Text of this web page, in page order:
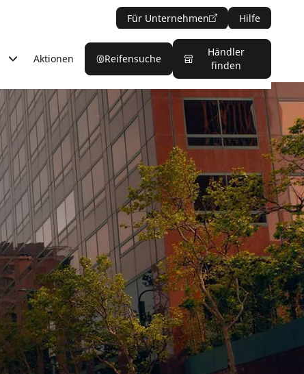
Für Unternehmen Hilfe
Aktionen Reifensuche
Händler
finden